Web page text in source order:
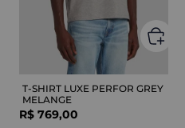
T-SHIRT LUXE PERFOR GREY
MELANGE
R$ 769,00